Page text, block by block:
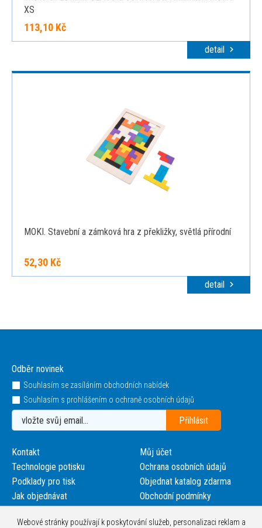
XS
113,10 Kč
detail
MOKI. Stavební a zámková hra z překližky, světlá přírodní
52,30 Kč
detail
Webové stránky používají k poskytování služeb, personalizaci reklam a
Odběr novinek
Souhlasím se zasíláním obchodních nabídek
Souhlasím s prohlášením o ochraně osobních údajů
Kontakt
Technologie potisku
Podklady pro tisk
Jak objednávat
Můj účet
Ochrana osobních údajů
Objednat katalog zdarma
Obchodní podmínky